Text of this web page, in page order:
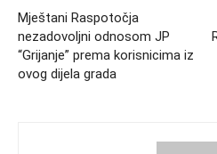
Mještani Raspotočja
nezadovoljni odnosom JP
“Grijanje” prema korisnicima iz
ovog dijela grada